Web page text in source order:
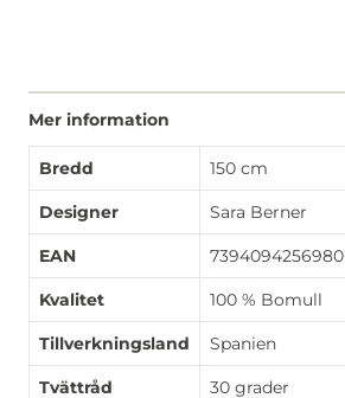
Mer information
Bredd 150 cm
Designer Sara Berner
EAN 7394094256980
Kvalitet 100 % Bomull
Tillverkningsland Spanien
Tvättråd 30 grader